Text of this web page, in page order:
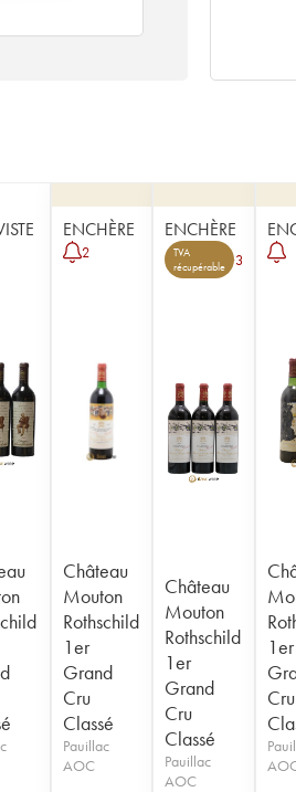
ENCHÈRE
2
Château
Mouton
Rothschild
1er
Grand
Cru
Classé
Pauillac
AOC
ENCHÈRE
TVA
récupérable
3
Château
Mouton
Rothschild
1er
Grand
Cru
Classé
Pauillac
AOC
1er
Cru